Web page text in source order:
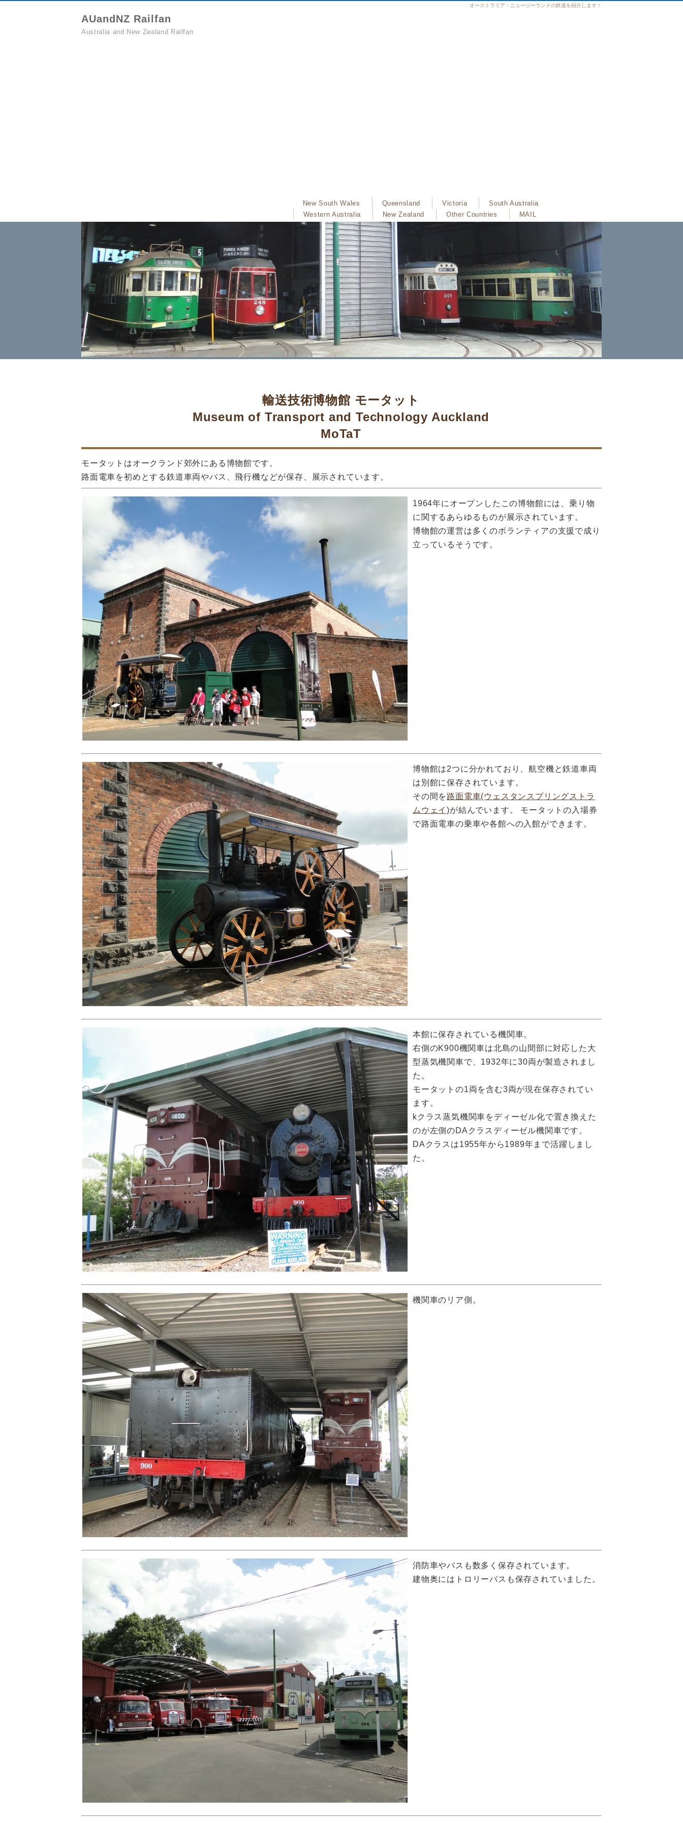
オーストラリア・ニュージーランドの鉄道を紹介します！
AUandNZ Railfan
Australia and New Zealand Railfan
New South Wales Queensland Victoria
South Australia
Western Australia
New Zealand Other Countries MAIL
輸送技術博物館 モータット
Museum of Transport and Technology Auckland
MoTaT
モータットはオークランド郊外にある博物館です。
路面電車を初めとする鉄道車両やバス、飛行機などが保存、展示されています。
1964年にオープンしたこの博物館には、乗り物
に関するあらゆるものが展示されています。
博物館の運営は多くのボランティアの支援で成り
立っているそうです。
博物館は2つに分かれており、航空機と鉄道車両
は別館に保存されています。
その間を路面電車(ウェスタンスプリングストラ
ムウェイ)が結んでいます。 モータットの入場券
で路面電車の乗車や各館への入館ができます。
本館に保存されている機関車。
右側のK900機関車は北島の山間部に対応した大
型蒸気機関車で、1932年に30両が製造されまし
た。
モータットの1両を含む3両が現在保存されてい
ます。
kクラス蒸気機関車をディーゼル化で置き換えた
のが左側のDAクラスディーゼル機関車です。
DAクラスは1955年から1989年まで活躍しまし
た。
機関車のリア側。
消防車やバスも数多く保存されています。
建物奥にはトロリーバスも保存されていました。